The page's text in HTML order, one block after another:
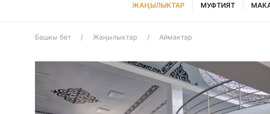
ЖАҢЫЛЫКТАР МУФТИЯТ
Башкы бет Жаңылыктар Аймактар